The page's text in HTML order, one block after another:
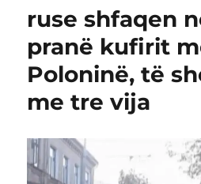
ruse shfaqen
pranë kufirit
Poloninë, të
me tre vija